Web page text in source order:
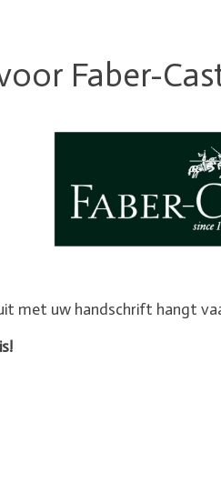
Faber-
met uw handschrift hangt